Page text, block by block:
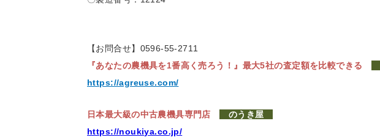
【お問合せ】0596-55-2711
『あなたの農機具を1番高く売ろう！』 最大5社の査定額を比較できる
https://agreuse.com/
日本最大級の中古農機具専門店
のうき屋
https://noukiya.co.jp/